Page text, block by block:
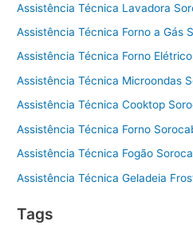
Assistência Técnica Lavadora
Assistência Técnica Forno a Gás
Assistência Técnica Forno
Assistência Técnica Microondas
Assistência Técnica Cooktop
Assistência Técnica Forno
Assistência Técnica Fogão
Assistência Técnica Geladeia
Tags